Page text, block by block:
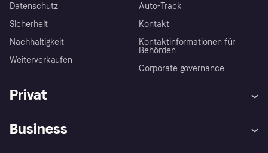
Datenschutz
Sicherheit
Nachhaltigkeit
Weiterverkaufen
Auto-Track
Kontakt
Kontaktinformationen für
Behörden
Corporate governance
Privat
Business